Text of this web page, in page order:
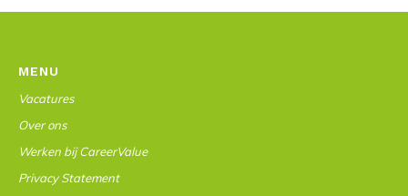
MENU
Vacatures
Over ons
Werken bij CareerValue
Privacy Statement